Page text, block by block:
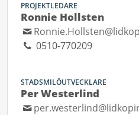
PROJEKTLEDARE
Ronnie Hollsten
0510-770209
STADSMILÖUTVECKLARE
Per Westerlind